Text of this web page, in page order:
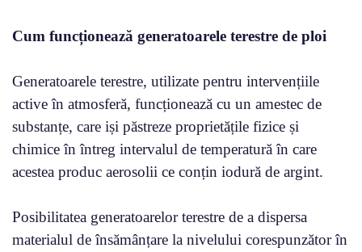
Cum funcționează generatoarele terestre de ploi
Generatoarele terestre, utilizate pentru intervențiile
active în atmosferă, funcționează cu un amestec de
substanțe, care iși păstreze proprietățile fizice și
chimice în întreg intervalul de temperatură în care
acestea produc aerosolii ce conțin iodură de argint.
Posibilitatea generatoarelor terestre de a dispersa
materialul de însămânțare la nivelului corespunzător în